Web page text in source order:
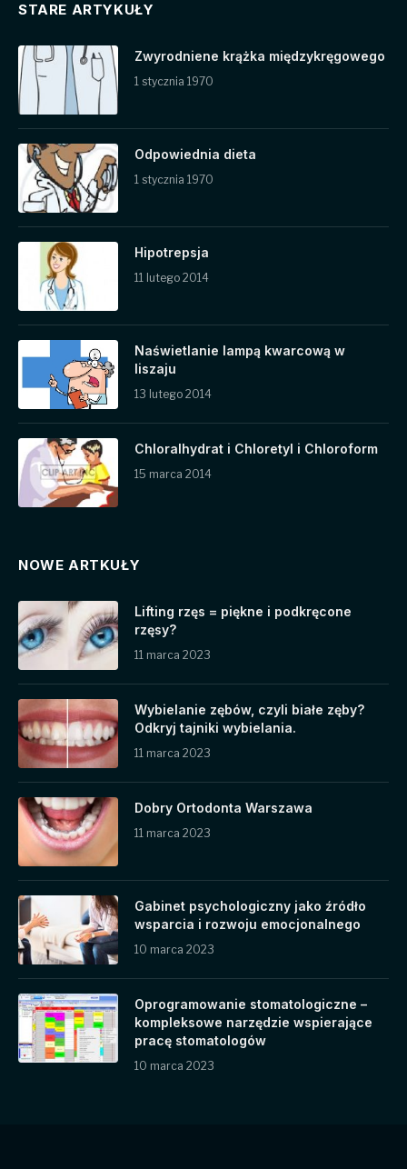
STARE ARTYKUŁY
Zwyrodniene krążka międzykręgowego
1 stycznia 1970
Odpowiednia dieta
1 stycznia 1970
Hipotrepsja
11 lutego 2014
Naświetlanie lampą kwarcową w
liszaju
13 lutego 2014
Chloralhydrat i Chloretyl i Chloroform
15 marca 2014
NOWE ARTKUŁY
Lifting rzęs = piękne i podkręcone
rzęsy?
11 marca 2023
Wybielanie zębów, czyli białe zęby?
Odkryj tajniki wybielania.
11 marca 2023
Dobry Ortodonta Warszawa
11 marca 2023
Gabinet psychologiczny jako źródło
wsparcia i rozwoju emocjonalnego
10 marca 2023
Oprogramowanie stomatologiczne –
kompleksowe narzędzie wspierające
pracę stomatologów
10 marca 2023